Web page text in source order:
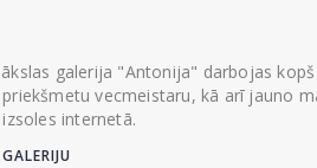
galerija "Antonija" darbojas
vecmeistaru, kā arī jauno
internetā.